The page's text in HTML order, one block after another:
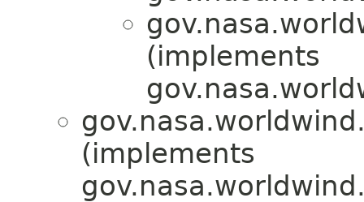
(implements
(implements